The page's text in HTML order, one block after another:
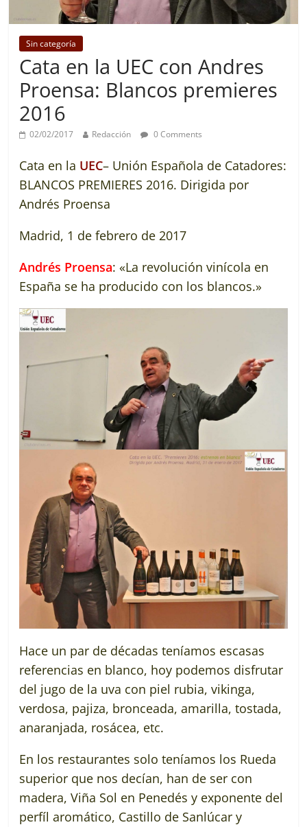
Sin categoría
Cata en la UEC con Andres
Proensa: Blancos premieres
2016
02/02/2017 Redacción 0 Comments
Cata en la UEC– Unión Española de Catadores:
BLANCOS PREMIERES 2016. Dirigida por
Andrés Proensa
Madrid, 1 de febrero de 2017
Andrés Proensa: «La revolución vinícola en
España se ha producido con los blancos.»
Hace un par de décadas teníamos escasas
referencias en blanco, hoy podemos disfrutar
del jugo de la uva con piel rubia, vikinga,
verdosa, pajiza, bronceada, amarilla, tostada,
anaranjada, rosácea, etc.
En los restaurantes solo teníamos los Rueda
superior que nos decían, han de ser con
madera, Viña Sol en Penedés y exponente del
perfíl aromático, Castillo de Sanlúcar y